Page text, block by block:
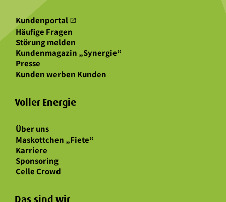
Kundenportal open_in_new
Häufige Fragen
Störung melden
Kundenmagazin „Synergie“
Presse
Kunden werben Kunden
Voller Energie
Über uns
Maskottchen „Fiete“
Karriere
Sponsoring
Celle Crowd
Das sind wir